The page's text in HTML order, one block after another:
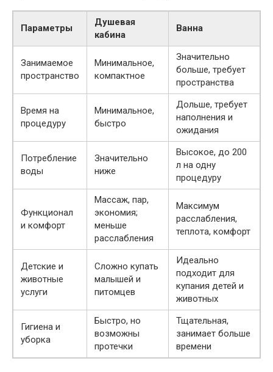
Параметры
Душевая
кабина
Ванна
Занимаемое
пространство
Минимальное,
компактное
Значительно
больше, требует
пространства
Время на
процедуру
Минимальное,
быстро
Дольше, требует
наполнения и
ожидания
Потребление
воды
Значительно
ниже
Высокое, до 200
л на одну
процедуру
Функционал
и комфорт
Массаж, пар,
экономия;
меньше
расслабления
Максимум
расслабления,
теплота, комфорт
Детские и
животные
услуги
Сложно купать
малышей и
питомцев
Идеально
подходит для
купания детей и
животных
Гигиена и
уборка
Быстро, но
возможны
протечки
Тщательная,
занимает больше
времени